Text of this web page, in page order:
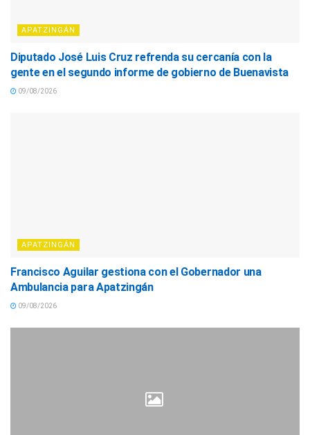
APATZINGÁN
Diputado José Luis Cruz refrenda su cercanía con la
gente en el segundo informe de gobierno de Buenavista
09/08/2026
APATZINGÁN
Francisco Aguilar gestiona con el Gobernador una
Ambulancia para Apatzingán
09/08/2026